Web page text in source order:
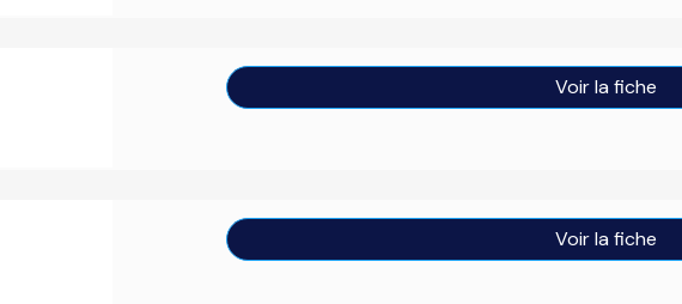
Voir la fiche
Voir la fiche